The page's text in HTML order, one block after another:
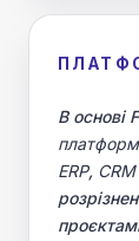
В основі
ERP, CRM